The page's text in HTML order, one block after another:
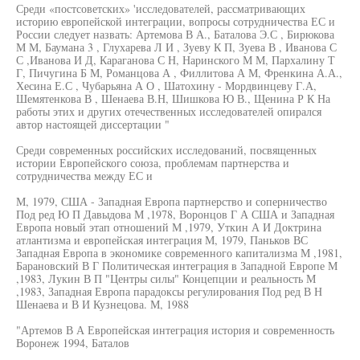
Среди «постсоветских» 'исследователей, рассматривающих
историю европейской интеграции, вопросы сотрудничества ЕС и
России следует назвать: Артемова В А., Баталова Э.С , Бирюкова
М М, Баумана 3 , Глухарева Л И , Зуеву К П, Зуева В , Иванова С
С ,Иванова И Д, Караганова С Н, Наринского М М, Пархалину Т
Г, Пичугина Б М, Романцова А , Филлитова А М, Френкина А.А.,
Хесина Е.С , Чубарьяна А О , Шатохину - Мордвинцеву Г.А,
Шемятенкова В , Шенаева В.Н, Шишкова Ю В., Щенина Р К На
работы этих и других отечественных исследователей опирался
автор настоящей диссертации "
Среди современных российских исследований, посвященных
истории Европейского союза, проблемам партнерства и
сотрудничества между ЕС и
М, 1979, США - Западная Европа партнерство и соперничество
Под ред Ю П Давыдова М ,1978, Воронцов Г А США и Западная
Европа новый этап отношений М ,1979, Уткин А И Доктрина
атлантизма и европейская интеграция М, 1979, Паньков ВС
Западная Европа в экономике современного капитализма М ,1981,
Барановский В Г Политическая интеграция в Западной Европе М
,1983, Лукин В П "Центры силы" Концепции и реальность М
,1983, Западная Европа парадоксы регулирования Под ред В Н
Шенаева и В И Кузнецова. М, 1988
"Артемов В А Европейская интеграция история и современность
Воронеж 1994, Баталов